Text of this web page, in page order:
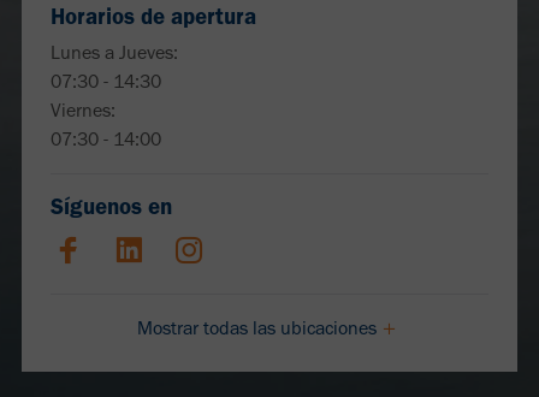
Horarios de apertura
Lunes a Jueves:
07:30 - 14:30
Viernes:
07:30 - 14:00
Síguenos en
Mostrar todas las ubicaciones